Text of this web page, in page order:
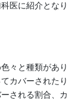
医に紹介となり
々と種類があり
カバーされたり
される割合、カ